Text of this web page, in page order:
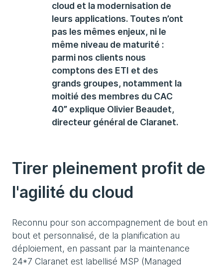
cloud et la modernisation de
leurs applications. Toutes n’ont
pas les mêmes enjeux, ni le
même niveau de maturité :
parmi nos clients nous
comptons des ETI et des
grands groupes, notamment la
moitié des membres du CAC
40” explique Olivier Beaudet,
directeur général de Claranet.
Tirer pleinement profit de
l'agilité du cloud
Reconnu pour son accompagnement de bout en
bout et personnalisé, de la planification au
déploiement, en passant par la maintenance
24*7 Claranet est labellisé MSP (Managed